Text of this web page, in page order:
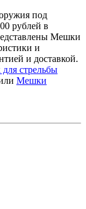
под
рублей в
Мешки
и
и доставкой.
стрельбы
Мешки